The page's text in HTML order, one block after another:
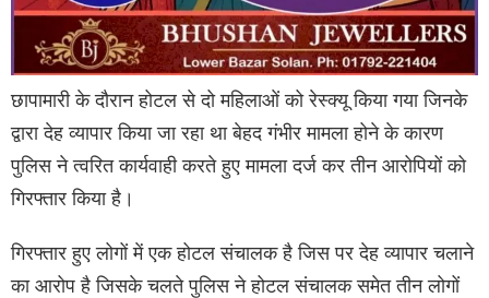
छापामारी के दौरान होटल से दो महिलाओं को रेस्क्यू किया गया जिनके
द्वारा देह व्यापार किया जा रहा था बेहद गंभीर मामला होने के कारण
पुलिस ने त्वरित कार्यवाही करते हुए मामला दर्ज कर तीन आरोपियों को
गिरफ्तार किया है।
गिरफ्तार हुए लोगों में एक होटल संचालक है जिस पर देह व्यापार चलाने
का आरोप है जिसके चलते पुलिस ने होटल संचालक समेत तीन लोगों